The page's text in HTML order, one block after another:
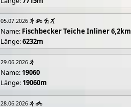
05.07.2026
Name: Fischbecker Teiche Inliner 6,2km
Länge:6232m
29.06.2026
Name: 19060
Länge: 19060m
28.06.2026